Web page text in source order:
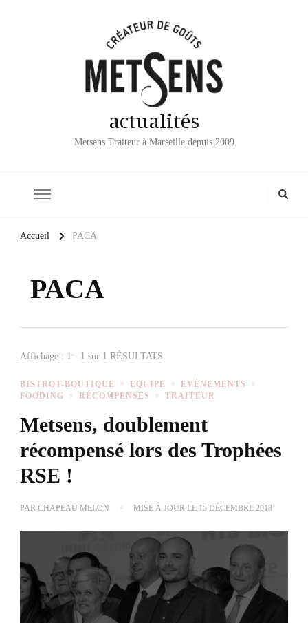
actualités
Metsens Traiteur à Marseille depuis 2009
Accueil PACA
PACA
Affichage : 1 - 1 sur 1 RÉSULTATS
BISTROT-BOUTIQUE EQUIPE
EVÉNEMENTS
FOODING
RÉCOMPENSES TRAITEUR
Metsens, doublement
récompensé lors des Trophées
RSE !
PAR CHAPEAU MELON MISE À JOUR LE 15 DÉCEMBRE 2018